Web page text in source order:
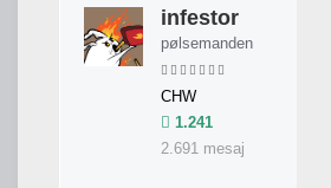
infestor
pølsemanden
CHW
1.241
2.691 mesaj